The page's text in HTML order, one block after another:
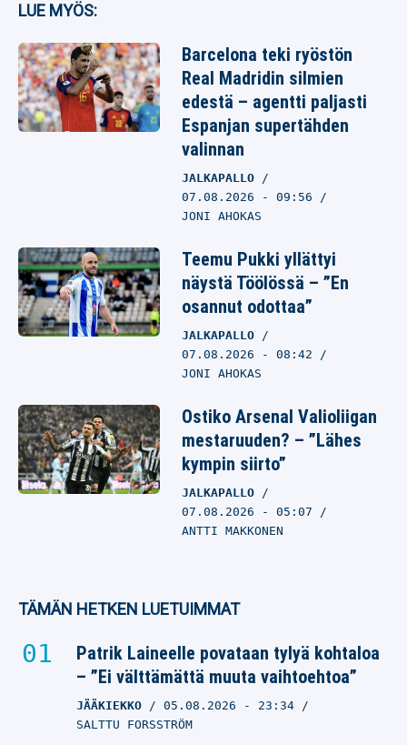
LUE MYÖS:
Barcelona teki ryöstön
Real Madridin silmien
edestä – agentti paljasti
Espanjan supertähden
valinnan
JALKAPALLO
07.08.2026 - 09:56
JONI AHOKAS
Teemu Pukki yllättyi
näystä Töölössä – ”En
osannut odottaa”
JALKAPALLO
07.08.2026 - 08:42
JONI AHOKAS
Ostiko Arsenal Valioliigan
mestaruuden? – ”Lähes
kympin siirto”
JALKAPALLO
07.08.2026 - 05:07
ANTTI MAKKONEN
TÄMÄN HETKEN LUETUIMMAT
Patrik Laineelle povataan tylyä kohtaloa
– ”Ei välttämättä muuta vaihtoehtoa”
JÄÄKIEKKO 05.08.2026 - 23:34
SALTTU FORSSTRÖM